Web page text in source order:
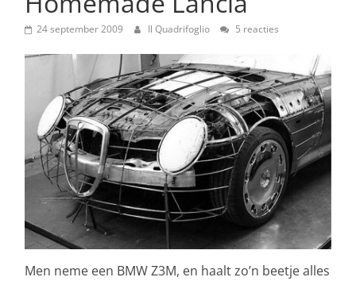
Italiaans
autonieuws
24 september 2009 Il Quadrifoglio 5 reacties
Men neme een BMW Z3M, en haalt zo’n beetje alles